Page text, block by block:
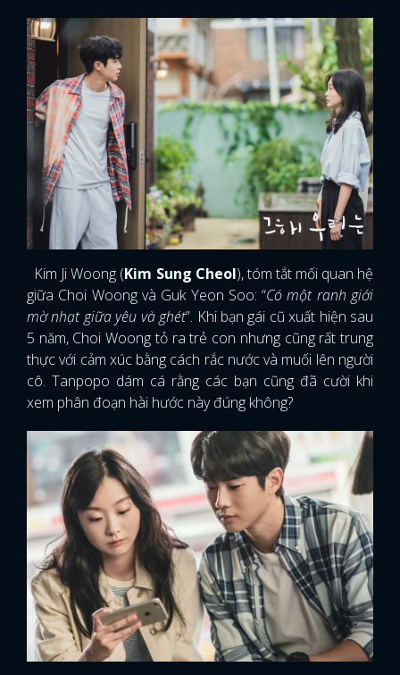
Kim Ji Woong (Kim Sung Cheol), tóm tắt mối quan hệ
giữa Choi Woong và Guk Yeon Soo: “Có một ranh giới
mờ nhạt giữa yêu và ghét”. Khi bạn gái cũ xuất hiện sau
5 năm, Choi Woong tỏ ra trẻ con nhưng cũng rất trung
thực với cảm xúc bằng cách rắc nước và muối lên người
cô. Tanpopo dám cá rằng các bạn cũng đã cười khi
xem phân đoạn hài hước này đúng không?